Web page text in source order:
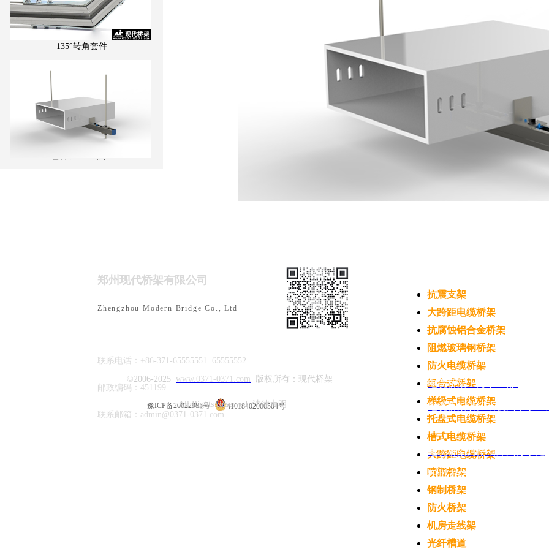
135°转角套件
双立柱立管
©2006-2025 www.0371-0371.com 版权所有：现代桥架
All Rights Reserved 法律声明
郑州现代桥架有限公司
Zhengzhou Modern Bridge Co., Ltd
联系电话：+86-371-65555551 65555552
邮政编码：451199
联系邮箱：admin@0371-0371.com
41018402000504号
豫ICP备20022985号
抗震支架
大跨距电缆桥架
抗腐蚀铝合金桥架
阻燃玻璃钢桥架
防火电缆桥架
组合式桥架
梯级式电缆桥架
托盘式电缆桥架
槽式电缆桥架
大跨距电缆桥架
喷塑桥架
钢制桥架
防火桥架
机房走线架
光纤槽道
电缆桥架上海事业部
电缆桥架浙江省杭州市事业
电缆桥架河南省郑州办事处
四川省成都市桥架事业部